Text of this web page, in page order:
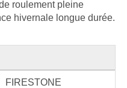
roulement pleine
hivernale longue durée.
FIRESTONE